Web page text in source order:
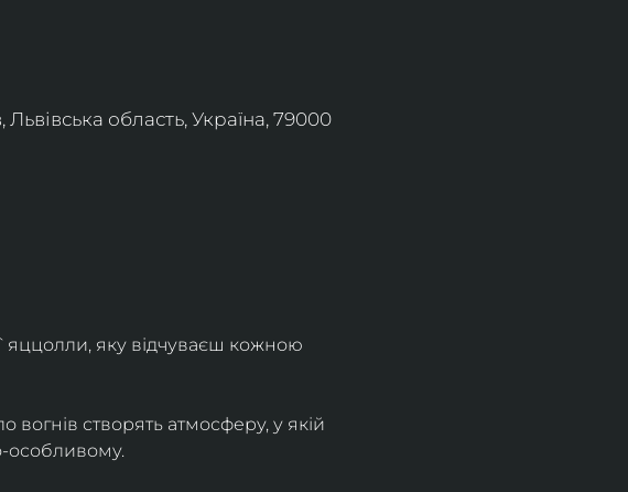
область, Україна, 79000
яку відчуваєш кожною
вогнів створять атмосферу, у якій
особливому.